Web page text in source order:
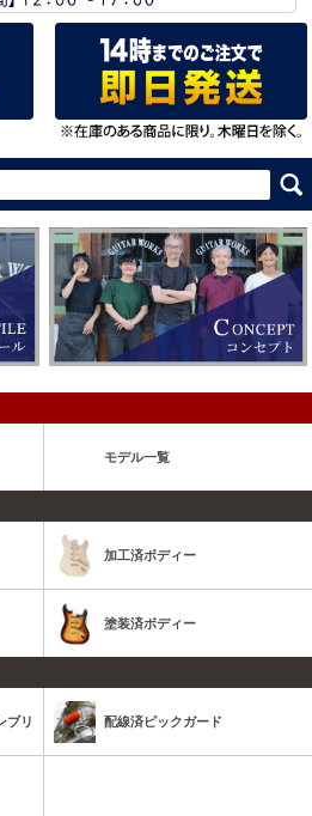
モデル一覧
加工済ボディー
塗装済ボディー
ブリ 配線済ピックガード